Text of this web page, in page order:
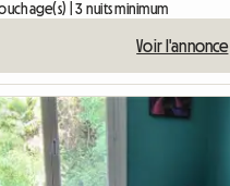
| 3 nuits minimum
Voir l'annonce